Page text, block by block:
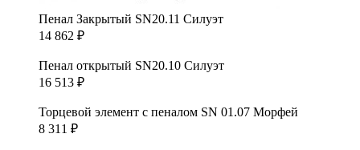
Пенал Закрытый SN20.11 Силуэт
14 862 ₽
Пенал открытый SN20.10 Силуэт
16 513 ₽
Торцевой элемент с пеналом SN 01.07 Морфей
8 311 ₽